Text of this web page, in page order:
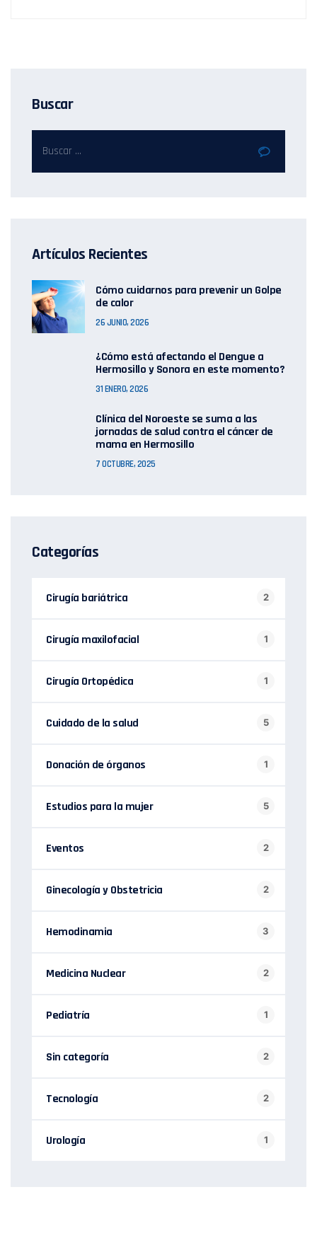
Buscar
Artículos Recientes
Cómo cuidarnos para prevenir un Golpe
de calor
26 JUNIO, 2026
¿Cómo está afectando el Dengue a
Hermosillo y Sonora en este momento?
31 ENERO, 2026
Clínica del Noroeste se suma a las
jornadas de salud contra el cáncer de
mama en Hermosillo
7 OCTUBRE, 2025
Categorías
Cirugía bariátrica 2
Cirugía maxilofacial 1
Cirugía Ortopédica 1
Cuidado de la salud 5
Donación de órganos 1
Estudios para la mujer 5
Eventos 2
Ginecología y Obstetricia 2
Hemodinamia 3
Medicina Nuclear 2
Pediatría 1
Sin categoría 2
Tecnología 2
Urología 1